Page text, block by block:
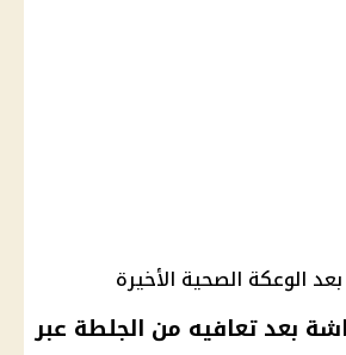
الوعكة الصحية الأخيرة
بعد تعافيه من الجلطة عبر